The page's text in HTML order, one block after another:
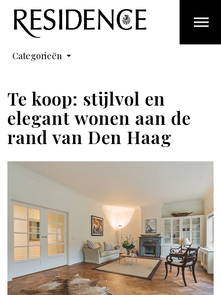
Overslaan en ga direct naar de inhoud
Categorieën
Te koop: stijlvol en
elegant wonen aan de
rand van Den Haag